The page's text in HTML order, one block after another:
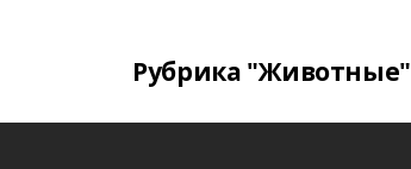
Рубрика "Животные"